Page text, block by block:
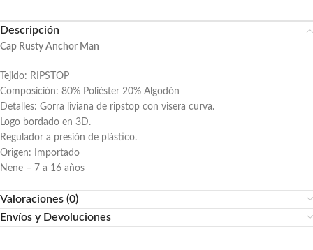
Descripción
Cap Rusty Anchor Man
Tejido: RIPSTOP
Composición: 80% Poliéster 20% Algodón
Detalles: Gorra liviana de ripstop con visera curva.
Logo bordado en 3D.
Regulador a presión de plástico.
Origen: Importado
Nene – 7 a 16 años
Valoraciones (0)
Envíos y Devoluciones